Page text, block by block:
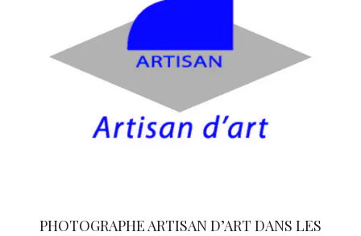
PHOTOGRAPHE ARTISAN D’ART DANS LES